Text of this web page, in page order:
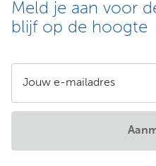
Meld je aan voor
blijf op de hoogte
Jouw e-mailadres